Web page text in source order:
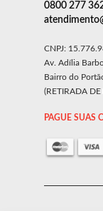
0800 277
CNPJ:
Av. Adília
Bairro do
(RETIRADA
PAGUE SUAS